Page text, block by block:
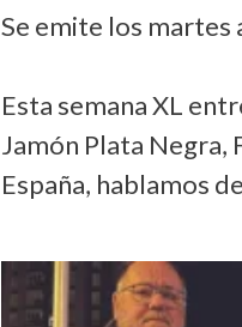
Se emite los martes
Esta semana XL
Jamón Plata Negra,
España, hablamos